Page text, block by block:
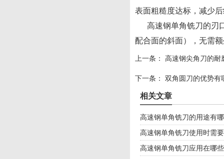
表面粗糙度达标，减少
高速钢单角铣刀的刃口
配合面的斜面），无需
上一条： 高速钢尖角刀的耐
下一条： 双角圆刀的优势有
相关文章
高速钢单角铣刀的用途有
高速钢单角铣刀使用时需
高速钢单角铣刀应用在哪